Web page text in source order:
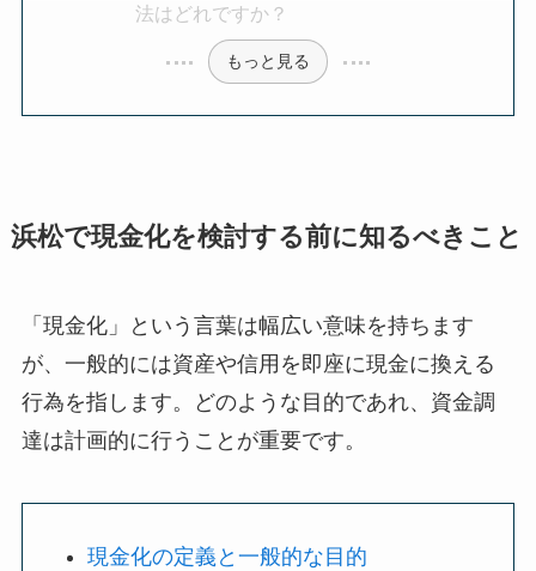
法はどれですか？
もっと見る
浜松で現金化を検討する前に知るべきこと
「現金化」という言葉は幅広い意味を持ちます
が、一般的には資産や信用を即座に現金に換える
行為を指します。どのような目的であれ、資金調
達は計画的に行うことが重要です。
現金化の定義と一般的な目的